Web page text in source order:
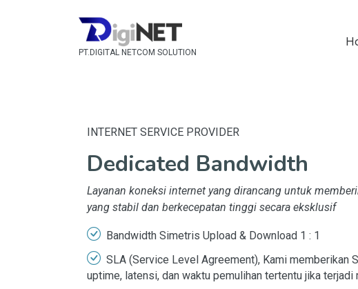
PT.DIGITAL NETCOM SOLUTION
INTERNET SERVICE PROVIDER
Dedicated Bandwidth
Layanan koneksi internet yang dirancang untuk
yang stabil dan berkecepatan tinggi secara eksklusif
Bandwidth Simetris Upload & Download 1 : 1
SLA (Service Level Agreement), Kami memberikan
uptime, latensi, dan waktu pemulihan tertentu jika terjadi